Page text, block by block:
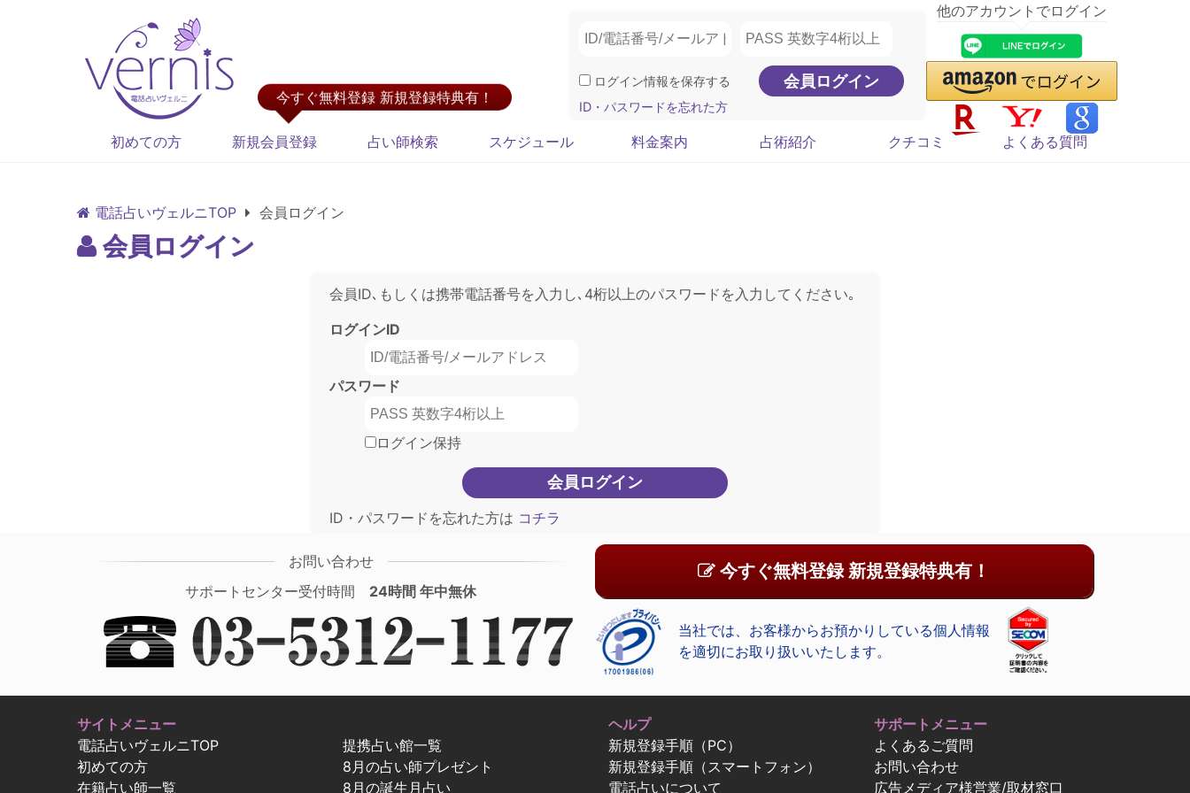
今すぐ無料登録 新規登録特典有！
ログイン情報を保存する
ID・パスワードを忘れた方
他のアカウントでログイン
初めての方 新規会員登録 占い師検索 スケジュール 料金案内 占術紹介 クチコミ よくある質問
電話占いヴェルニTOP 会員ログイン
会員ログイン
会員ID､もしくは携帯電話番号を入力し､4桁以上のパスワードを入力してください｡
ログインID
パスワード
ログイン保持
ID・パスワードを忘れた方は コチラ
お問い合わせ
サポートセンター受付時間 24時間 年中無休
今すぐ無料登録 新規登録特典有！
当社では、お客様からお預かりしている個人情報
を適切にお取り扱いいたします。
サイトメニュー
電話占いヴェルニTOP
初めての方
在籍占い師一覧
提携占い館一覧
8月の占い師プレゼント
8月の誕生月占い
ヘルプ
新規登録手順（PC）
新規登録手順（スマートフォン）
電話占いについて
サポートメニュー
よくあるご質問
お問い合わせ
広告メディア様営業/取材窓口